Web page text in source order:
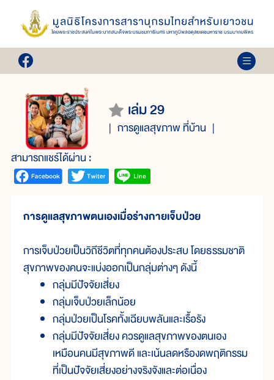
เล่ม 29
การดูแลสุขภาพ ที่บ้าน
สามารถแชร์ได้ผ่าน :
การดูแลสุขภาพตนเองเมื่อร่างกายเจ็บป่วย
การเจ็บป่วยเป็นวิถีชีวิตที่ทุกคนต้องประสบ โดยธรรมชาติ
สุขภาพของคนจะแบ่งออกเป็นกลุ่มต่างๆ ดังนี้
กลุ่มมีปัจจัยเสี่ยง
กลุ่มเจ็บป่วยเล็กน้อย
กลุ่มป่วยเป็นโรคทั้งเฉียบพลันและเรื้อรัง
กลุ่มมีปัจจัยเสี่ยง ควรดูแลสุขภาพของตนเอง
เหมือนคนมีสุขภาพดี และเน้นลดหรืองดพฤติกรรม
ที่เป็นปัจจัยเสี่ยงอย่างจริงจังและต่อเนื่อง